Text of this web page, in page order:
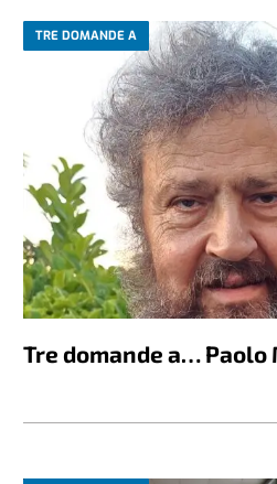
TRE DOMANDE A
Tre domande a… Paolo